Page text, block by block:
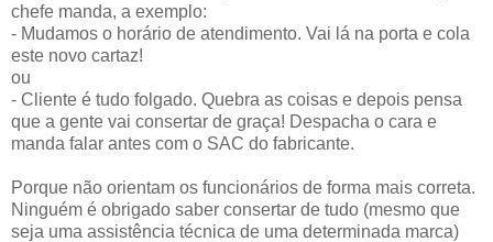
chefe manda, a exemplo:
- Mudamos o horário de atendimento. Vai lá na porta e cola
este novo cartaz!
ou
- Cliente é tudo folgado. Quebra as coisas e depois pensa
que a gente vai consertar de graça! Despacha o cara e
manda falar antes com o SAC do fabricante.
Porque não orientam os funcionários de forma mais correta.
Ninguém é obrigado saber consertar de tudo (mesmo que
seja uma assistência técnica de uma determinada marca)